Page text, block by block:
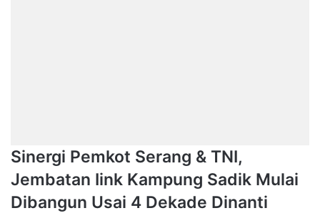
Sinergi Pemkot Serang & TNI,
Jembatan Iink Kampung Sadik Mulai
Dibangun Usai 4 Dekade Dinanti